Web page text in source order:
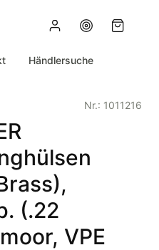
Händlersuche
Nr.: 1011216
(.22
VPE